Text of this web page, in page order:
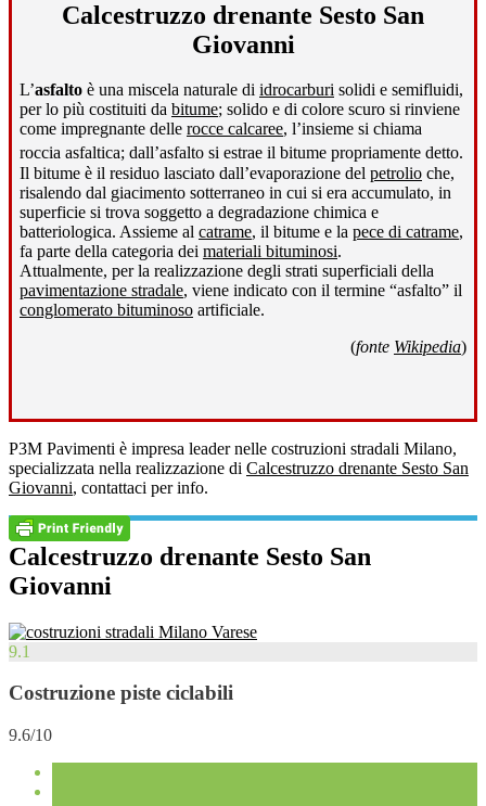
Calcestruzzo drenante Sesto San
Giovanni
L’asfalto è una miscela naturale di idrocarburi solidi e semifluidi,
per lo più costituiti da bitume; solido e di colore scuro si rinviene
come impregnante delle rocce calcaree, l’insieme si chiama
roccia asfaltica; dall’asfalto si estrae il bitume propriamente detto.
Il bitume è il residuo lasciato dall’evaporazione del petrolio che,
risalendo dal giacimento sotterraneo in cui si era accumulato, in
superficie si trova soggetto a degradazione chimica e
batteriologica. Assieme al catrame, il bitume e la pece di catrame,
fa parte della categoria dei materiali bituminosi.
Attualmente, per la realizzazione degli strati superficiali della
pavimentazione stradale, viene indicato con il termine “asfalto” il
conglomerato bituminoso artificiale.
(fonte Wikipedia)
P3M Pavimenti è impresa leader nelle costruzioni stradali Milano,
specializzata nella realizzazione di Calcestruzzo drenante Sesto San
Giovanni, contattaci per info.
Calcestruzzo drenante Sesto San
Giovanni
9.1
Costruzione piste ciclabili
9.6/10